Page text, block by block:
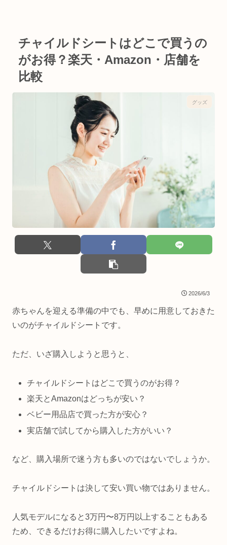
チャイルドシートはどこで買うの
がお得？楽天・Amazon・店舗を
比較
グッズ
2026/6/3
赤ちゃんを迎える準備の中でも、早めに用意しておきた
いのがチャイルドシートです。
ただ、いざ購入しようと思うと、
チャイルドシートはどこで買うのがお得？
楽天とAmazonはどっちが安い？
ベビー用品店で買った方が安心？
実店舗で試してから購入した方がいい？
など、購入場所で迷う方も多いのではないでしょうか。
チャイルドシートは決して安い買い物ではありません。
人気モデルになると3万円〜8万円以上することもある
ため、できるだけお得に購入したいですよね。